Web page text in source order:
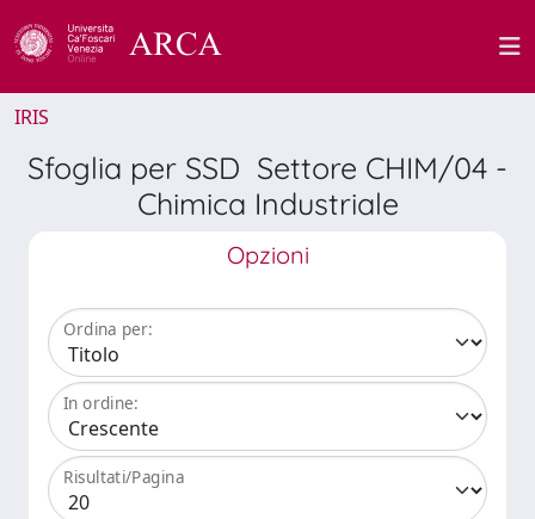
IRIS
Sfoglia per SSD Settore CHIM/04 -
Chimica Industriale
Opzioni
Ordina per:
In ordine:
Risultati/Pagina